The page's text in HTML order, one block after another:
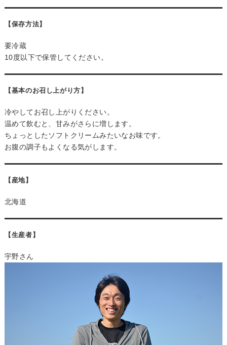
【保存方法】
要冷蔵
10度以下で保管してください。
【基本のお召し上がり方】
冷やしてお召し上がりください。
温めて飲むと、甘みがさらに増します。
ちょっとしたソフトクリームみたいなお味です。
お腹の調子もよくなる気がします。
【産地】
北海道
【生産者】
宇野さん